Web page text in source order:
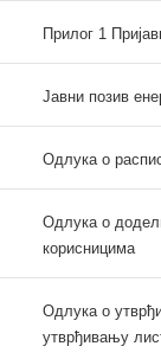
Прилог 1
Јавни позив
Одлука о
Одлука о
корисницима
Одлука о
утврђивању